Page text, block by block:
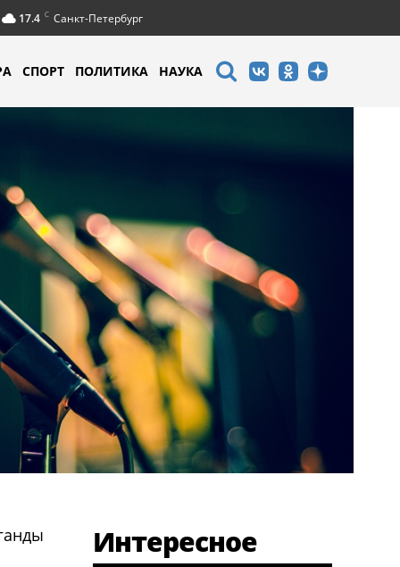
17.4 C Санкт-Петербург
СПОРТ ПОЛИТИКА НАУКА
Интересное